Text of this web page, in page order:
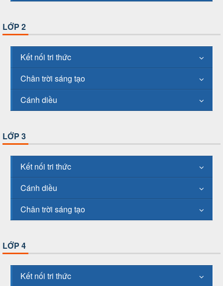
LỚP 2
Kết nối tri thức
Chân trời sáng tạo
Cánh diều
LỚP 3
Kết nối tri thức
Cánh diều
Chân trời sáng tạo
LỚP 4
Kết nối tri thức